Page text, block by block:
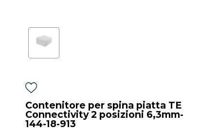
Contenitore per spina piatta TE
Connectivity 2 posizioni 6,3mm-
144-18-913